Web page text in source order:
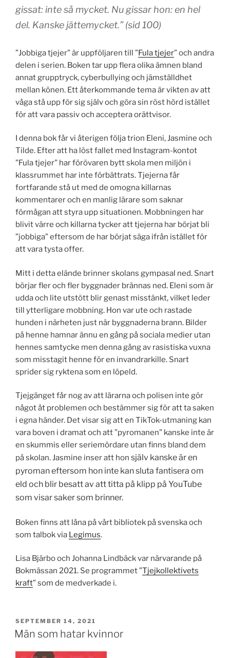
gissat: inte så mycket. Nu gissar hon: en hel
del. Kanske jättemycket.” (sid 100)
”Jobbiga tjejer” är uppföljaren till ”Fula tjejer” och andra
delen i serien. Boken tar upp flera olika ämnen bland
annat grupptryck, cyberbullying och jämställdhet
mellan könen. Ett återkommande tema är vikten av att
våga stå upp för sig själv och göra sin röst hörd istället
för att vara passiv och acceptera orättvisor.
I denna bok får vi återigen följa trion Eleni, Jasmine och
Tilde. Efter att ha löst fallet med Instagram-kontot
”Fula tjejer” har förövaren bytt skola men miljön i
klassrummet har inte förbättrats. Tjejerna får
fortfarande stå ut med de omogna killarnas
kommentarer och en manlig lärare som saknar
förmågan att styra upp situationen. Mobbningen har
blivit värre och killarna tycker att tjejerna har börjat bli
”jobbiga” eftersom de har börjat säga ifrån istället för
att vara tysta offer.
Mitt i detta elände brinner skolans gympasal ned. Snart
börjar fler och fler byggnader brännas ned. Eleni som är
udda och lite utstött blir genast misstänkt, vilket leder
till ytterligare mobbning. Hon var ute och rastade
hunden i närheten just när byggnaderna brann. Bilder
på henne hamnar ännu en gång på sociala medier utan
hennes samtycke men denna gång av rasistiska vuxna
som misstagit henne för en invandrarkille. Snart
sprider sig ryktena som en löpeld.
Tjejgänget får nog av att lärarna och polisen inte gör
något åt problemen och bestämmer sig för att ta saken
i egna händer. Det visar sig att en TikTok-utmaning kan
vara boven i dramat och att ”pyromanen” kanske inte är
en skummis eller seriemördare utan finns bland dem
på skolan. Jasmine inser att hon själv kanske är en
pyroman eftersom hon inte kan sluta fantisera om
eld och blir besatt av att titta på klipp på YouTube
som visar saker som brinner.
Boken finns att låna på vårt bibliotek på svenska och
som talbok via Legimus.
Lisa Bjärbo och Johanna Lindbäck var närvarande på
Bokmässan 2021. Se programmet ”Tjejkollektivets
kraft” som de medverkade i.
PUBLICERAT
SEPTEMBER 14, 2021
Män som hatar kvinnor